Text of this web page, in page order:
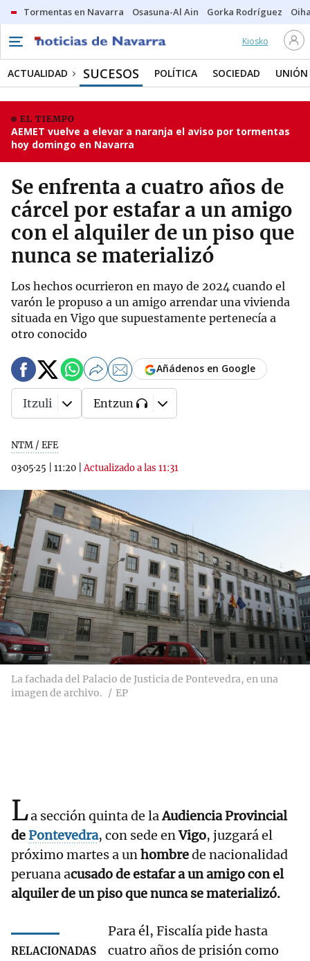
Tormentas en Navarra Osasuna-Al Ain Gorka Rodríguez
Kiosko
ACTUALIDAD SUCESOS POLÍTICA SOCIEDAD UNIÓN
EL TIEMPO
AEMET vuelve a elevar a naranja el aviso por tormentas
hoy domingo en Navarra
Se enfrenta a cuatro años de
cárcel por estafar a un amigo
con el alquiler de un piso que
nunca se materializó
Los hechos ocurrieron en mayo de 2024 cuando el
varón le propuso a un amigo arrendar una vivienda
situada en Vigo que supuestamente pertenecía a
otro conocido
NTM / EFE
03·05·25
11:20 |Actualizado a las 11:31
Añádenos en Google
Itzuli Entzun
La fachada del Palacio de Justicia de Pontevedra, en una
imagen de archivo.
EP
La sección quinta de laAudiencia Provincial
dePontevedra, con sede enVigo, juzgará el
próximo martes a unhombrede nacionalidad
peruana acusado de estafar a un amigo con el
alquiler de un piso que nunca se materializó.
RELACIONADAS
Para él, Fiscalía pide hasta
cuatro años de prisión como